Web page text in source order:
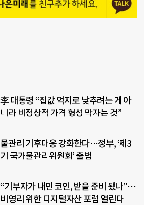
李 대통령 “집값 억지로 낮추려는 게 아
니라 비정상적 가격 형성 막자는 것”
물관리 기후대응 강화한다…정부, ‘제3
기 국가물관리위원회’ 출범
“기부자가 내민 코인, 받을 준비 됐나”…
비영리 위한 디지털자산 포럼 열린다